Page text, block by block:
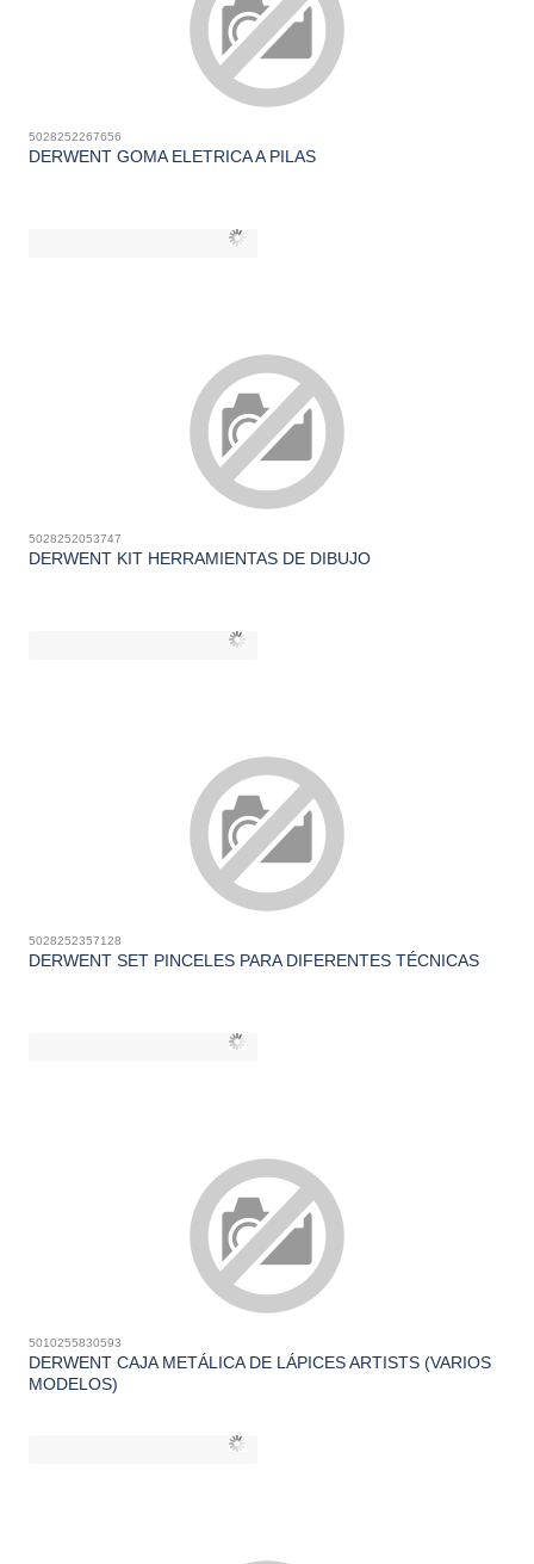
5028252267656
DERWENT GOMA ELETRICA A PILAS
5028252053747
DERWENT KIT HERRAMIENTAS DE DIBUJO
5028252357128
DERWENT SET PINCELES PARA DIFERENTES TÉCNICAS
5010255830593
DERWENT CAJA METÁLICA DE LÁPICES ARTISTS (VARIOS
MODELOS)